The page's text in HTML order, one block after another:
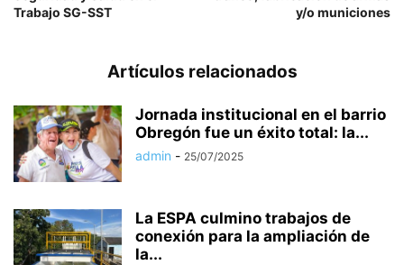
Trabajo SG-SST
y/o municiones
Artículos relacionados
Jornada institucional en el barrio
Obregón fue un éxito total: la...
admin - 25/07/2025
La ESPA culmino trabajos de
conexión para la ampliación de
la...